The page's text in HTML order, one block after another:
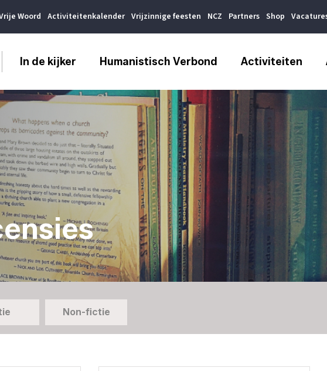
Woord Activiteitenkalender Vrijzinnige feesten NCZ Partners Shop
In de kijker Humanistisch Verbond Activiteiten
Non-fictie